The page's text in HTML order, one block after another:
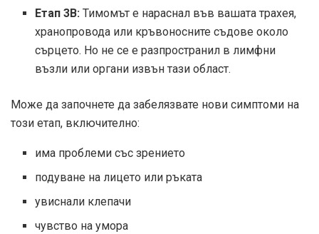
Етап 3B: Тимомът е нараснал във вашата трахея,
хранопровода или кръвоносните съдове около
сърцето. Но не се е разпространил в лимфни
възли или органи извън тази област.
Може да започнете да забелязвате нови симптоми на
този етап, включително:
има проблеми със зрението
подуване на лицето или ръката
увиснали клепачи
чувство на умора